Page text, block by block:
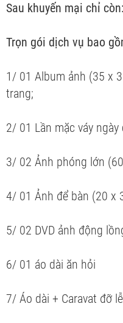
Sau khuyến mại chỉ
Trọn gói dịch vụ bao
1/ 01 Album ảnh (35 x
trang;
2/ 01 Lần mặc váy
3/ 02 Ảnh phóng lớn
4/ 01 Ảnh để bàn (20 x
5/ 02 DVD ảnh động
6/ 01 áo dài ăn hỏi
7/ Áo dài + Caravat đỡ